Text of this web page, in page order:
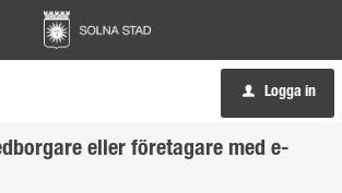
u Logga in
eller företagare med e-